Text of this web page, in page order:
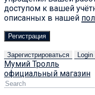
доступом к вашей
описанных в нашей
Регистрация
Зарегистрироваться Login
Мумий Тролль
официальный магазин